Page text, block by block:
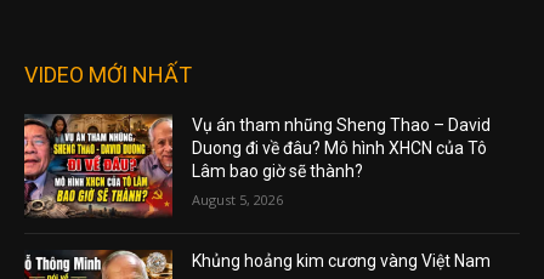
VIDEO MỚI NHẤT
Vụ án tham nhũng Sheng Thao – David
Duong đi về đâu? Mô hình XHCN của Tô
Lâm bao giờ sẽ thành?
August 5, 2026
Khủng hoảng kim cương vàng Việt Nam